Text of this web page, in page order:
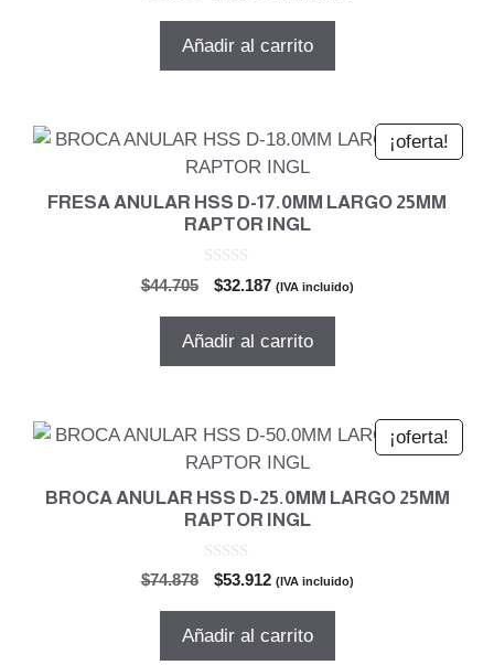
original
actual
Añadir al carrito
¡oferta!
FRESA ANULAR HSS D-17.0MM LARGO 25MM
RAPTOR INGL
$44.705
El
original
era:
$32.187El
actual
es:
(IVA incluido)
Añadir al carrito
¡oferta!
BROCA ANULAR HSS D-25.0MM LARGO 25MM
RAPTOR INGL
$74.878
El
original
$53.912El
actual
(IVA incluido)
Añadir al carrito